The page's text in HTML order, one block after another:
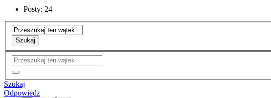
Posty: 24
Szukaj
Szukaj
Odpowiedz